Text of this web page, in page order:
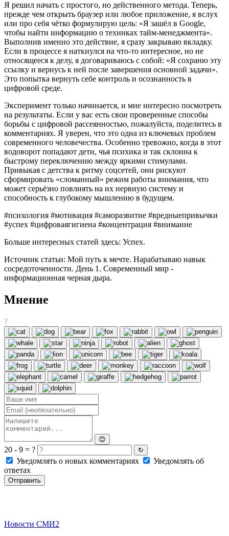
Я решил начать с простого, но действенного метода. Теперь,
прежде чем открыть браузер или любое приложение, я вслух
или про себя чётко формулирую цель: «Я зашёл в Google,
чтобы найти информацию о техниках тайм-менеджмента».
Выполнив именно это действие, я сразу закрываю вкладку.
Если в процессе я наткнулся на что-то интересное, но не
относящееся к делу, я договариваюсь с собой: «Я сохраню эту
ссылку и вернусь к ней после завершения основной задачи».
Это попытка вернуть себе контроль и осознанность в
цифровой среде.
Эксперимент только начинается, и мне интересно посмотреть
на результаты. Если у вас есть свои проверенные способы
борьбы с цифровой рассеянностью, пожалуйста, поделитесь в
комментариях. Я уверен, что это одна из ключевых проблем
современного человечества. Особенно тревожно, когда в этот
водоворот попадают дети, чья психика и так склонна к
быстрому переключению между яркими стимулами.
Привыкая с детства к ритму соцсетей, они рискуют
сформировать «сломанный» режим работы внимания, что
может серьёзно повлиять на их нервную систему и
способность к глубокому мышлению в будущем.
#психология #мотивация #саморазвитие #вредныепривычки
#успех #цифроваягигиена #концентрация #внимание
Больше интересных статей здесь: Успех.
Источник статьи: Мой путь к мечте. Нарабатываю навык
сосредоточенности. День 1. Современный мир -
информационная черная дыра.
Мнение
?
😊
20 - 9 = ? ↻
Уведомлять о новых комментариях
Уведомлять об
ответах
Отправить
Новости СМИ2